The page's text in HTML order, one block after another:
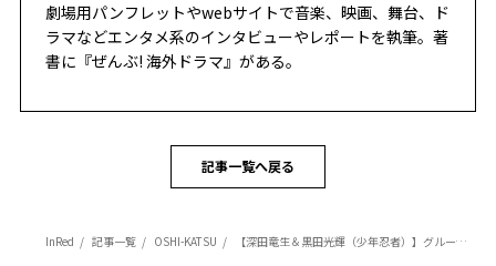
劇場用パンフレットやwebサイトで音楽、映画、舞台、ド
ラマなどエンタメ系のインタビューやレポートを執筆。著
書に『ぜんぶ! 海外ドラマ』がある。
記事一覧へ戻る
InRed 記事一覧 OSHI-KATSU 【深田竜生＆黒田光輝（少年忍者）】グループの魅力は？メンバーとのエピソードも！【インタビュー】